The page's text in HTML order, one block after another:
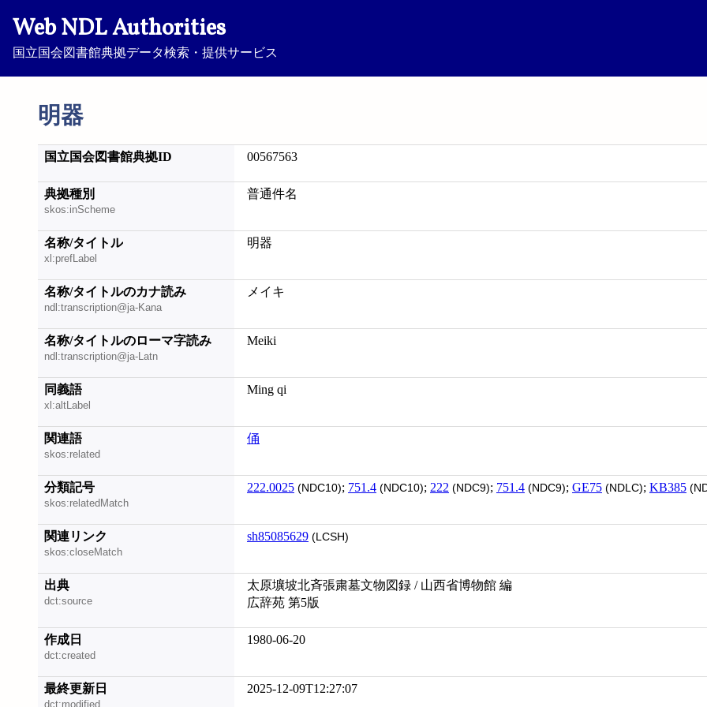
Web NDL Authorities
国立国会図書館典拠データ検索・提供サービス
明器
国立国会図書館典拠ID 00567563
典拠種別
skos:inScheme
普通件名
名称/タイトル
xl:prefLabel
明器
名称/タイトルのカナ読み
ndl:transcription@ja-Kana
メイキ
名称/タイトルのローマ字読み
ndl:transcription@ja-Latn
Meiki
同義語
xl:altLabel
Ming qi
関連語
skos:related
俑
分類記号
skos:relatedMatch
222.0025 (NDC10); 751.4 (NDC10); 222 (NDC9); 751.4 (NDC9); GE75 (NDLC); KB385
関連リンク
skos:closeMatch
sh85085629 (LCSH)
出典
dct:source
太原壙坡北斉張粛墓文物図録 / 山西省博物館 編
広辞苑 第5版
作成日
dct:created
1980-06-20
最終更新日
dct:modified
2025-12-09T12:27:07